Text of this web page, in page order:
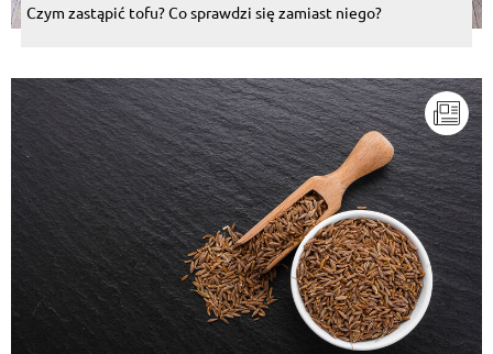
Czym zastąpić tofu? Co sprawdzi się zamiast niego?